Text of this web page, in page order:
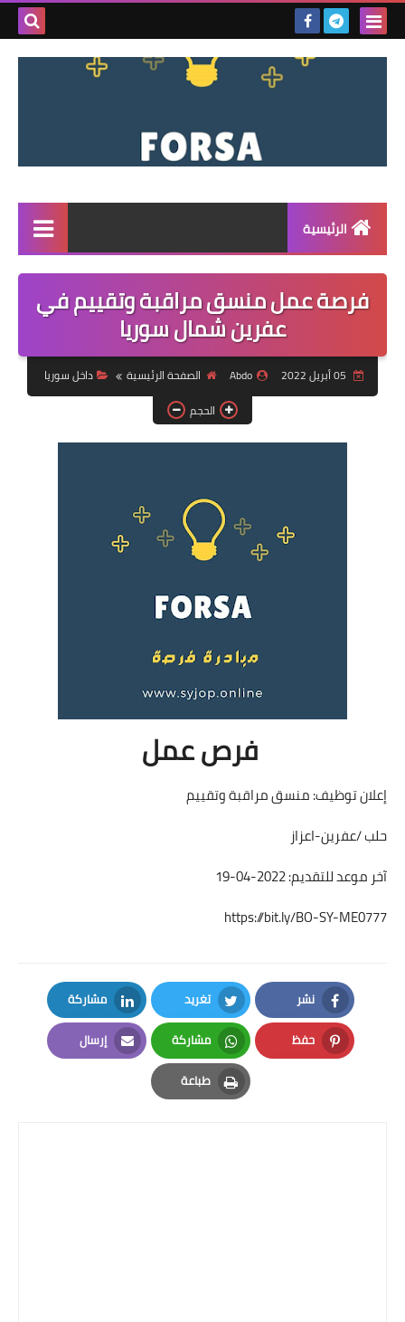
بحث
الرئيسية
القائمة
مناقصات
فرص عمل داخل سوريا
فرص عمل في تركيا
فرص عمل في العراق
فرص عمل في السودان
دورات تدريبية
فرصة عمل منسق مراقبة وتقييم في
عفرين شمال سوريا
Abdo الصفحة الرئيسية
داخل سوريا
الحجم
فرص عمل
إعلان توظيف: منسق مراقبة وتقييم
حلب /عفرين-اعزاز
آخر موعد للتقديم: 2022-04-19
https://bit.ly/BO-SY-ME0777
نشر
Facebook
تغريد
Twitter
مشاركة
LinkedIn
حفظ
Pinterest
مشاركة
Whatsapp
إرسال
Email
طباعة
Print